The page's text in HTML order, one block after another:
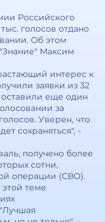
Российского
голосов отдано
Об этом
Максим
интерес к
заявки из 32
еще один
за
Уверен, что
сохраняться", -
получено более
сотни,
операции (СВО).
теме